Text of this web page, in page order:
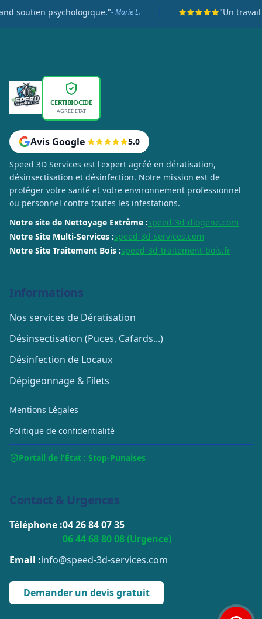
psychologique."- Marie L. "Un travail
CERTIBIOCIDE
AGRÉÉ ÉTAT
Avis Google 5.0
Speed 3D Services est l'expert agréé en dératisation,
désinsectisation et désinfection. Notre mission est de
protéger votre santé et votre environnement professionnel
ou personnel contre toutes les infestations.
Notre site de Nettoyage Extrême :speed-3d-diogene.com
Notre Site Multi-Services :speed-3d-services.com
Notre Site Traitement Bois :speed-3d-traitement-bois.fr
Informations
Nos services de Dératisation
Désinsectisation (Puces, Cafards...)
Désinfection de Locaux
Dépigeonnage & Filets
Mentions Légales
Politique de confidentialité
Portail de l'État : Stop-Punaises
Contact & Urgences
Téléphone :04 26 84 07 35
06 44 68 80 08 (Urgence)
Email :info@speed-3d-services.com
Demander un devis gratuit